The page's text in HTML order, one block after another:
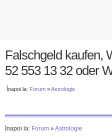
Falschgeld kaufen,
52 553 13 32 oder
Înapoi la: Forum »Astrologie
Înapoi la: Forum »Astrologie